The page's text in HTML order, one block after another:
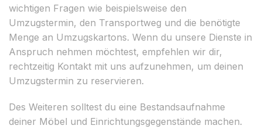
wichtigen Fragen wie beispielsweise den
Umzugstermin, den Transportweg und die benötigte
Menge an Umzugskartons. Wenn du unsere Dienste in
Anspruch nehmen möchtest, empfehlen wir dir,
rechtzeitig Kontakt mit uns aufzunehmen, um deinen
Umzugstermin zu reservieren.
Des Weiteren solltest du eine Bestandsaufnahme
deiner Möbel und Einrichtungsgegenstände machen.